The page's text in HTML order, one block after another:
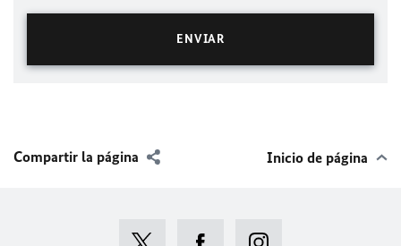
Compartir la página Inicio de página